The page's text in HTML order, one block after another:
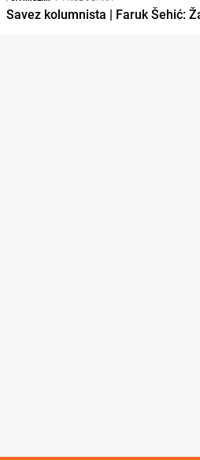
Savez kolumnista | Faruk Šehić: